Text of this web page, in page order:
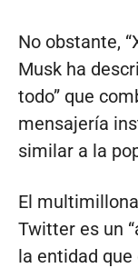
No obstante,
Musk ha
todo” que
mensajería
similar a la
El
Twitter es un
la entidad